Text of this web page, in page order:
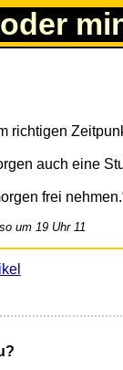
richtigen
auch eine
frei
um 19 Uhr 11